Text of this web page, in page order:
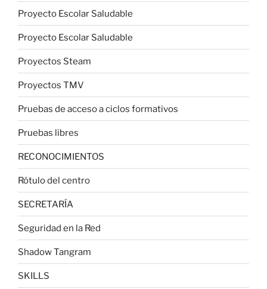
Proyecto Escolar Saludable
Proyecto Escolar Saludable
Proyectos Steam
Proyectos TMV
Pruebas de acceso a ciclos formativos
Pruebas libres
RECONOCIMIENTOS
Rótulo del centro
SECRETARÍA
Seguridad en la Red
Shadow Tangram
SKILLS